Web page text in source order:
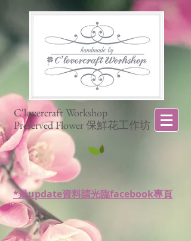
C'lovercraft Workshop
Preserved Flower 保鮮花工作坊
*最update資料請光臨facebook專頁